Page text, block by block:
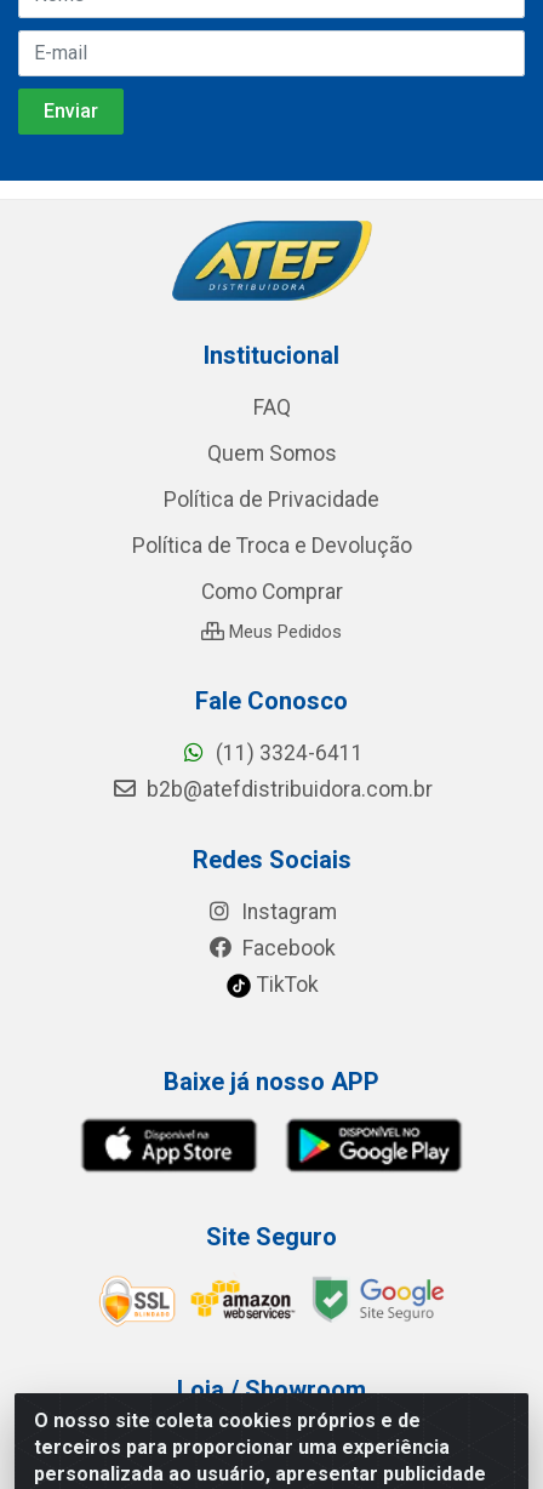
O nosso site coleta cookies próprios e de
terceiros para proporcionar uma experiência
personalizada ao usuário, apresentar publicidade
Institucional
FAQ
Quem Somos
Política de Privacidade
Política de Troca e Devolução
Como Comprar
Meus Pedidos
Fale Conosco
(11) 3324-6411
b2b@atefdistribuidora.com.br
Redes Sociais
Instagram
Facebook
TikTok
Baixe já nosso APP
Site Seguro
Loja / Showroom
Tel.: (11) 3227-0546
Av Vautier, 587/597 - Pari - São Paulo/SP